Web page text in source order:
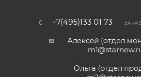
+7(495)133 01 73
Алексей (отдел
Ольга (отдел